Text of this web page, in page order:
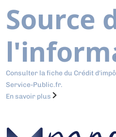
Source
Consulter la fiche du Crédit
Service-Public.fr.
En savoir plus